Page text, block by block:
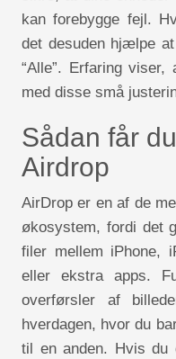
kan forebygge fejl.
det desuden hjælpe
“Alle”. Erfaring
med disse små
Sådan får
Airdrop
AirDrop er en af de
økosystem, fordi det
filer mellem iPhone,
eller ekstra apps.
overførsler af
hverdagen, hvor du
til en anden. Hvis du